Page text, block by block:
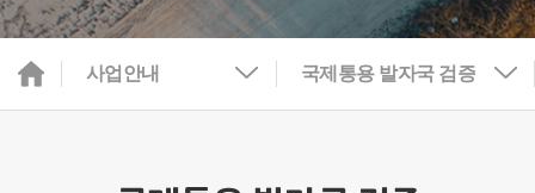
사업안내 국제통용 발자국 검증